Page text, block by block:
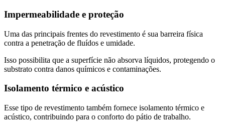
Impermeabilidade e proteção
Uma das principais frentes do revestimento é sua barreira física
contra a penetração de fluídos e umidade.
Isso possibilita que a superfície não absorva líquidos, protegendo o
substrato contra danos químicos e contaminações.
Isolamento térmico e acústico
Esse tipo de revestimento também fornece isolamento térmico e
acústico, contribuindo para o conforto do pátio de trabalho.